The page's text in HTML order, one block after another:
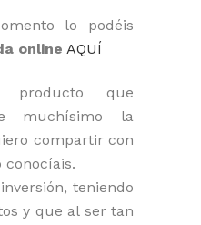
lo podéis
online AQUÍ
que
muchísimo la
compartir con
conocíais.
teniendo
y que al ser tan